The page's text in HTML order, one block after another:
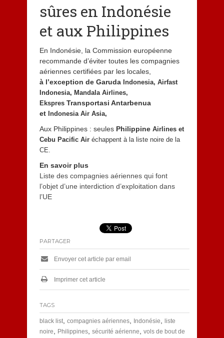
sûres en Indonésie
et aux Philippines
En Indonésie, la Commission européenne
recommande d’éviter toutes les compagnies
aériennes certifiées par les locales,
à l’exception de Garuda Indonesia, Airfast
Indonesia, Mandala Airlines,
Ekspres Transportasi Antarbenua
et Indonesia Air Asia,
Aux Philippines : seules Philippine Airlines et
Cebu Pacific Airéchappent à la liste noire de la
CE.
En savoir plus
Liste des compagnies aériennes qui font
l’objet d’une interdiction d’exploitation dans
l’UE
PARTAGER
Envoyer cet article par email
Imprimer cet article
TAGS
black list, compagnies aériennes, Indonésie
liste
noire
Philippines, sécurité aérienne vols de bout de